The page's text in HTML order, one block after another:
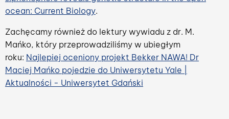
ocean: Current Biology.
Zachęcamy również do lektury wywiadu z dr. M.
Mańko, który przeprowadziliśmy w ubiegłym
roku: Najlepiej oceniony projekt Bekker NAWA! Dr
Maciej Mańko pojedzie do Uniwersytetu Yale |
Aktualności - Uniwersytet Gdański